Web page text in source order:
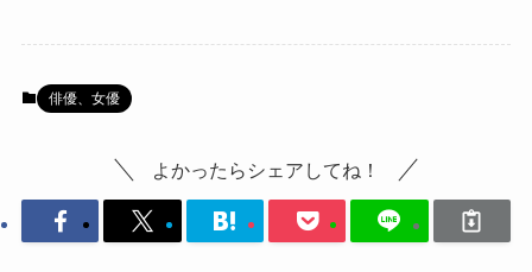
俳優、女優
よかったらシェアしてね！